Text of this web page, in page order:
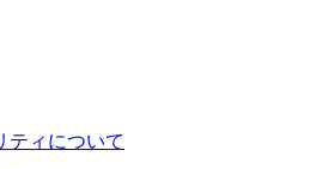
ティについて